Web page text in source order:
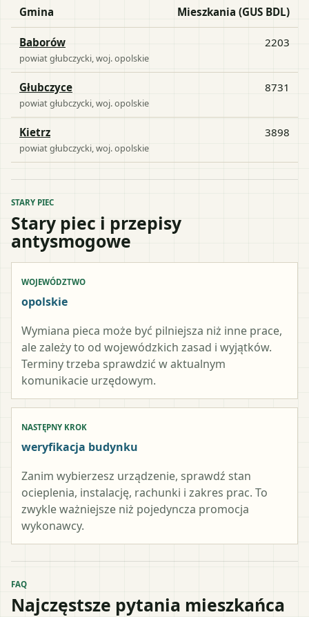
Gmina Mieszkania (GUS BDL)
Baborów
powiatgłubczycki , woj.opolskie
2203
Głubczyce
powiatgłubczycki , woj.opolskie
8731
Kietrz
powiatgłubczycki , woj.opolskie
3898
STARY PIEC
Stary piec i przepisy
antysmogowe
WOJEWÓDZTWO
opolskie
Wymiana pieca może być pilniejsza niż inne prace,
ale zależy to od wojewódzkich zasad i wyjątków.
Terminy trzeba sprawdzić w aktualnym
komunikacie urzędowym.
NASTĘPNY KROK
weryfikacja budynku
Zanim wybierzesz urządzenie, sprawdź stan
ocieplenia, instalację, rachunki i zakres prac. To
zwykle ważniejsze niż pojedyncza promocja
wykonawcy.
FAQ
Najczęstsze pytania mieszkańca